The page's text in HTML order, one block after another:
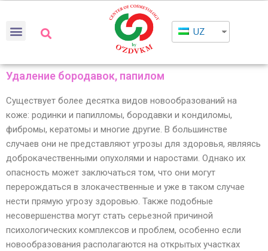
UZ
Удаление бородавок, папилом
Существует более десятка видов новообразований на
коже: родинки и папилломы, бородавки и кондиломы,
фибромы, кератомы и многие другие. В большинстве
случаев они не представляют угрозы для здоровья, являясь
доброкачественными опухолями и наростами. Однако их
опасность может заключаться том, что они могут
перерождаться в злокачественные и уже в таком случае
нести прямую угрозу здоровью. Также подобные
несовершенства могут стать серьезной причиной
психологических комплексов и проблем, особенно если
новообразования располагаются на открытых участках